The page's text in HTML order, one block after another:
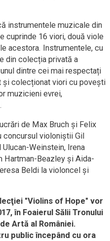
instrumentele muzicale din
cuprinde 16 viori, două viole
acestora. Instrumentele, cu
din colecția privată a
dintre cei mai respectați
și colecționat viori cu povești
muzicieni evrei,
de Max Bruch şi Felix
concursul violoniştii Gil
Ulucan-Weinstein, Irena
Hartman-Beazley şi Aida-
Beldi la violoncel şi
"Violins of Hope" vor
în Foaierul Sălii Tronului
Artă al României.
public începând cu ora